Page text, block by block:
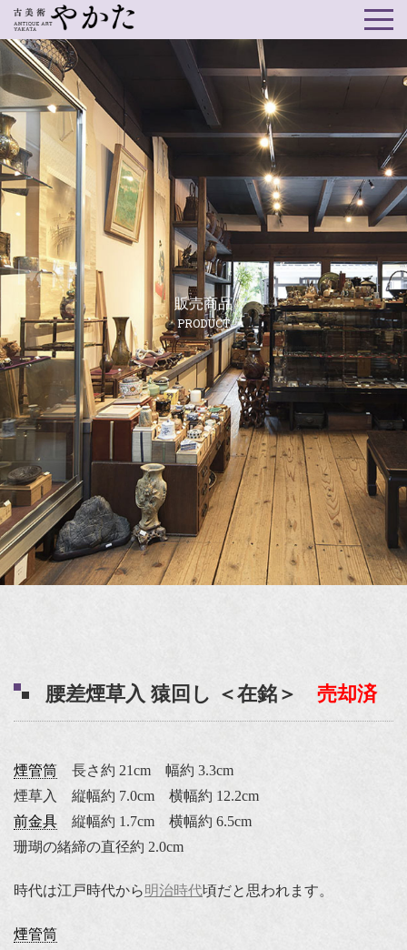
販売商品
PRODUCT
腰差煙草入 猿回し ＜在銘＞ 売却済
煙管筒 長さ約 21cm 幅約 3.3cm
煙草入 縦幅約 7.0cm 横幅約 12.2cm
前金具 縦幅約 1.7cm 横幅約 6.5cm
珊瑚の緒締の直径約 2.0cm
時代は江戸時代から明治時代頃だと思われます。
煙管筒